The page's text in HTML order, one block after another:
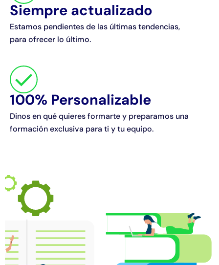
Siempre actualizado
Estamos pendientes de las últimas tendencias,
para ofrecer lo último.
100% Personalizable
Dinos en qué quieres formarte y preparamos una
formación exclusiva para ti y tu equipo.